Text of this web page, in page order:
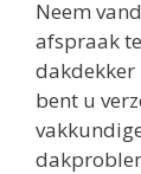
Neem
afspraak
dakdekker
bent u